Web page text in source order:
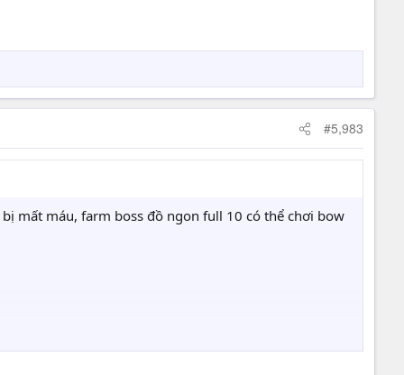
#5,983
mất máu, farm boss đồ ngon full 10 có thể chơi bow